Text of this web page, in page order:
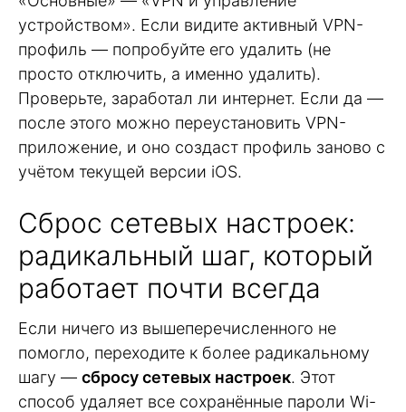
устройством». Если видите активный VPN-
профиль — попробуйте его удалить (не
просто отключить, а именно удалить).
Проверьте, заработал ли интернет. Если да —
после этого можно переустановить VPN-
приложение, и оно создаст профиль заново с
учётом текущей версии iOS.
Сброс сетевых настроек:
радикальный шаг, который
работает почти всегда
Если ничего из вышеперечисленного не
помогло, переходите к более радикальному
шагу — сбросу сетевых настроек. Этот
способ удаляет все сохранённые пароли Wi-